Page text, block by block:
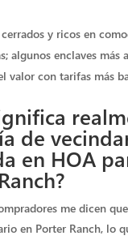
y ricos en
algunos enclaves más
valor con tarifas más
de
en HOA
me dicen
en Porter Ranch, lo